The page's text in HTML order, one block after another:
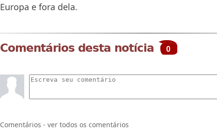
Europa e fora dela.
Comentários desta notícia 0
Comentários - ver todos os comentários